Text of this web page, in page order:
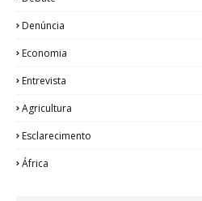
Denúncia
Economia
Entrevista
Agricultura
Esclarecimento
África